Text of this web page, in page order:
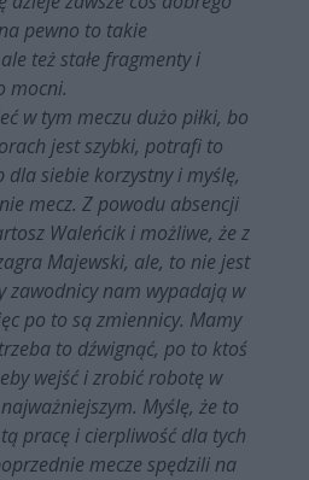
pewno to takie
też stałe fragmenty i
mocni.
w tym meczu dużo piłki, bo
jest szybki, potrafi to
dla siebie korzystny i myślę,
mecz. Z powodu absencji
Waleńcik i możliwe, że z
Majewski, ale, to nie jest
zawodnicy nam wypadają w
po to są zmiennicy. Mamy
to dźwignąć, po to ktoś
wejść i zrobić robotę w
Myślę, że to
pracę i cierpliwość dla tych
mecze spędzili na